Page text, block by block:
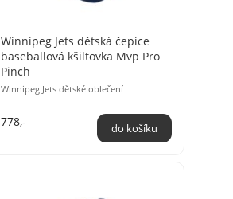
Winnipeg Jets dětská čepice
baseballová kšiltovka Mvp Pro
Pinch
Winnipeg Jets dětské oblečení
778,-